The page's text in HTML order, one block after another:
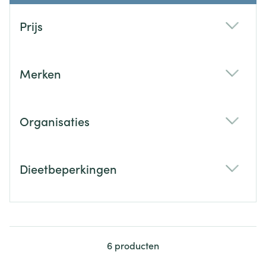
Prijs
Merken
Organisaties
Dieetbeperkingen
6 producten